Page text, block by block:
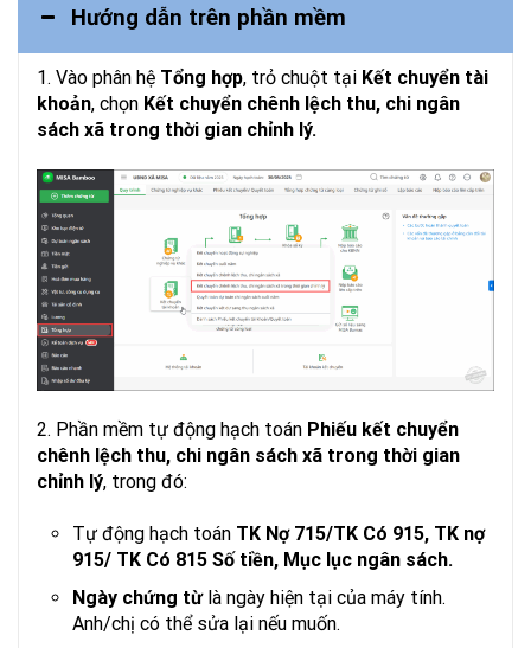
Hướng dẫn trên phần mềm
1. Vào phân hệ Tổng hợp, trỏ chuột tại Kết chuyển tài
khoản, chọn Kết chuyển chênh lệch thu, chi ngân
sách xã trong thời gian chỉnh lý.
2. Phần mềm tự động hạch toán Phiếu kết chuyển
chênh lệch thu, chi ngân sách xã trong thời gian
chỉnh lý, trong đó:
Tự động hạch toán TK Nợ 715/TK Có 915, TK nợ
915/ TK Có 815 Số tiền, Mục lục ngân sách.
Ngày chứng từlà ngày hiện tại của máy tính.
Anh/chị có thể sửa lại nếu muốn.